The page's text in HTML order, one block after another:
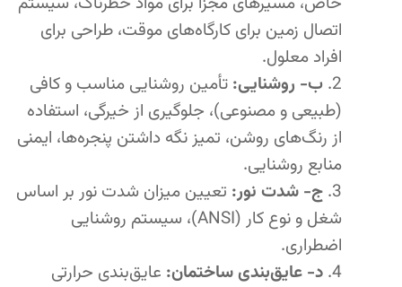
اتصال زمین برای کارگاه‌های موقت، طراحی برای
افراد معلول.
ب- روشنایی: تأمین روشنایی مناسب و کافی
(طبیعی و مصنوعی)، جلوگیری از خیرگی، استفاده
از رنگ‌های روشن، تمیز نگه داشتن پنجره‌ها، ایمنی
منابع روشنایی.
ج- شدت نور: تعیین میزان شدت نور بر اساس
شغل و نوع کار (ANSI)، سیستم روشنایی
اضطراری.
د- عایق‌بندی ساختمان: عایق‌بندی حرارتی